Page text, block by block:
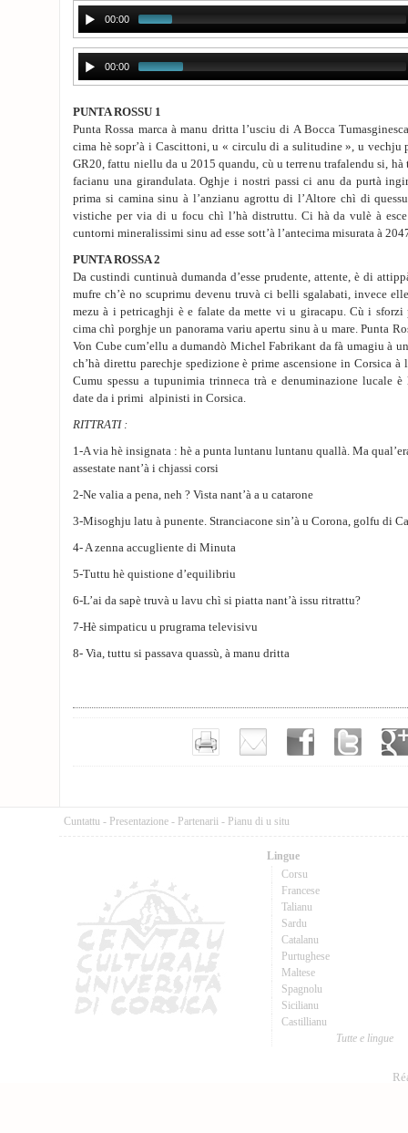
00:00
00:00
PUNTA ROSSU 1
Punta Rossa marca à manu dritta l’usciu di A Bocca
cima hè sopr’à i Cascittoni, u « circulu di a sulitudine », u vechju
GR20, fattu niellu da u 2015 quandu, cù u terrenu trafalendu si,
facianu una girandulata. Oghje i nostri passi ci anu da purtà
prima si camina sinu à l’anzianu agrottu di l’Altore chì di
vistiche per via di u focu chì l’hà distruttu. Ci hà da vulè à
cuntorni mineralissimi sinu ad esse sott’à l’antecima misurata à
PUNTA ROSSA 2
Da custindi cuntinuà dumanda d’esse prudente, attente, è di
mufre ch’è no scuprimu devenu truvà ci belli sgalabati, invece
mezu à i petricaghji è e falate da mette vi u giracapu. Cù i sforzi
cima chì porghje un panorama variu apertu sinu à u mare. Punta
Von Cube cum’ellu a dumandò Michel Fabrikant da fà umagiu à
ch’hà direttu parechje spedizione è prime ascensione in Corsica
Cumu spessu a tupunimia trinneca trà e denuminazione lucale è
date da i primi alpinisti in Corsica.
RITTRATI :
1-A via hè insignata : hè a punta luntanu luntanu quallà. Ma
assestate nant’à i chjassi corsi
2-Ne valia a pena, neh ? Vista nant’à a u catarone
3-Misoghju latu à punente. Stranciacone sin’à u Corona, golfu di
4- A zenna accugliente di Minuta
5-Tuttu hè quistione d’equilibriu
6-L’ai da sapè truvà u lavu chì si piatta nant’à issu ritrattu?
7-Hè simpaticu u prugrama televisivu
8- Via, tuttu si passava quassù, à manu dritta
Cuntattu - Presentazione - Partenarii - Pianu di u situ
Lingue
Corsu
Francese
Talianu
Sardu
Catalanu
Purtughese
Maltese
Spagnolu
Sicilianu
Castillianu
Tutte e lingue